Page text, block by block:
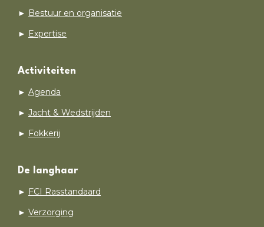
► Bestuur en organisatie
► Expertise
Activiteiten
► Agenda
► Jacht & Wedstrijden
► Fokkerij
De langhaar
► FCI Rasstandaard
► Verzorging